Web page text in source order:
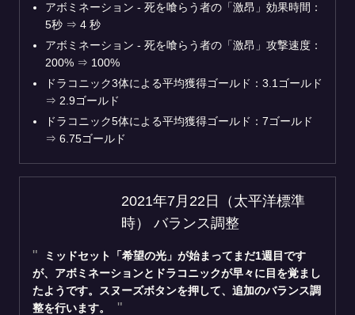
アボミネーション - 死を喰らう者の「激昂」効果時間：
5秒 ⇒ 4 秒
アボミネーション - 死を喰らう者の「激昂」攻撃速度：
200% ⇒ 100%
ドラコニック3体による平均獲得ゴールド：3.1ゴールド
⇒ 2.9ゴールド
ドラコニック5体による平均獲得ゴールド：7ゴールド
⇒ 6.75ゴールド
2021年7月22日（太平洋標準
時） バランス調整
ミッドセット「希望の光」が始まってまだ1週目です
が、アボミネーションとドラコニックが早々に目を覚まし
たようです。スヌーズボタンを押して、追加のバランス調
整を行います。